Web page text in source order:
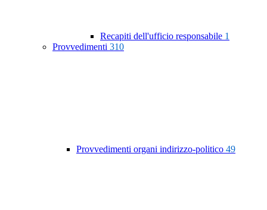
Recapiti dell'ufficio responsabile 1
Provvedimenti 310
Provvedimenti organi indirizzo-politico 49